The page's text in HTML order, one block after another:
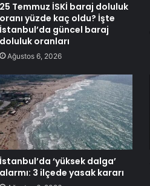
25 Temmuz İSKİ baraj doluluk
oranı yüzde kaç oldu? İşte
İstanbul’da güncel baraj
doluluk oranları
Ağustos 6, 2026
İstanbul’da ‘yüksek dalga’
alarmı: 3 ilçede yasak kararı